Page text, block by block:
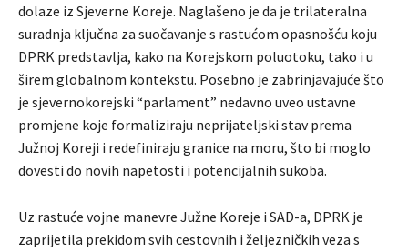
dolaze iz Sjeverne Koreje. Naglašeno je da je trilateralna
suradnja ključna za suočavanje s rastućom opasnošću koju
DPRK predstavlja, kako na Korejskom poluotoku, tako i u
širem globalnom kontekstu. Posebno je zabrinjavajuće što
je sjevernokorejski “parlament” nedavno uveo ustavne
promjene koje formaliziraju neprijateljski stav prema
Južnoj Koreji i redefiniraju granice na moru, što bi moglo
dovesti do novih napetosti i potencijalnih sukoba.
Uz rastuće vojne manevre Južne Koreje i SAD-a, DPRK je
zaprijetila prekidom svih cestovnih i željezničkih veza s